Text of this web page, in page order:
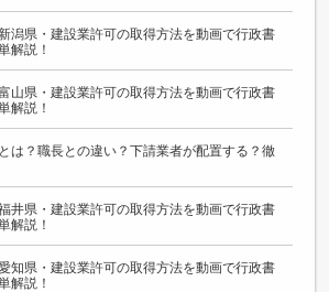
潟県・建設業許可の取得方法を動画で行政書
解説！
山県・建設業許可の取得方法を動画で行政書
解説！
は？職長との違い？下請業者が配置する？徹
井県・建設業許可の取得方法を動画で行政書
解説！
知県・建設業許可の取得方法を動画で行政書
解説！